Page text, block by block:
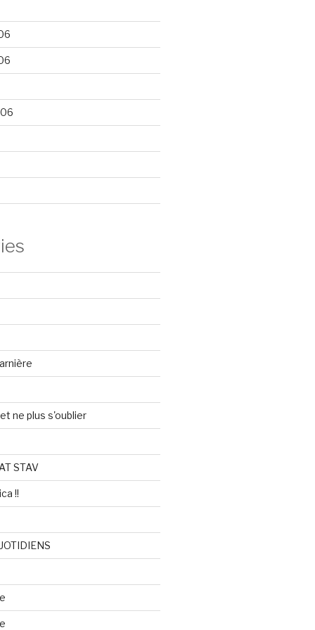
ne plus s'oublier
STAV
!!